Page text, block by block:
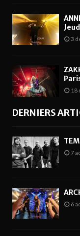
3
18
DERNIERS
7
6